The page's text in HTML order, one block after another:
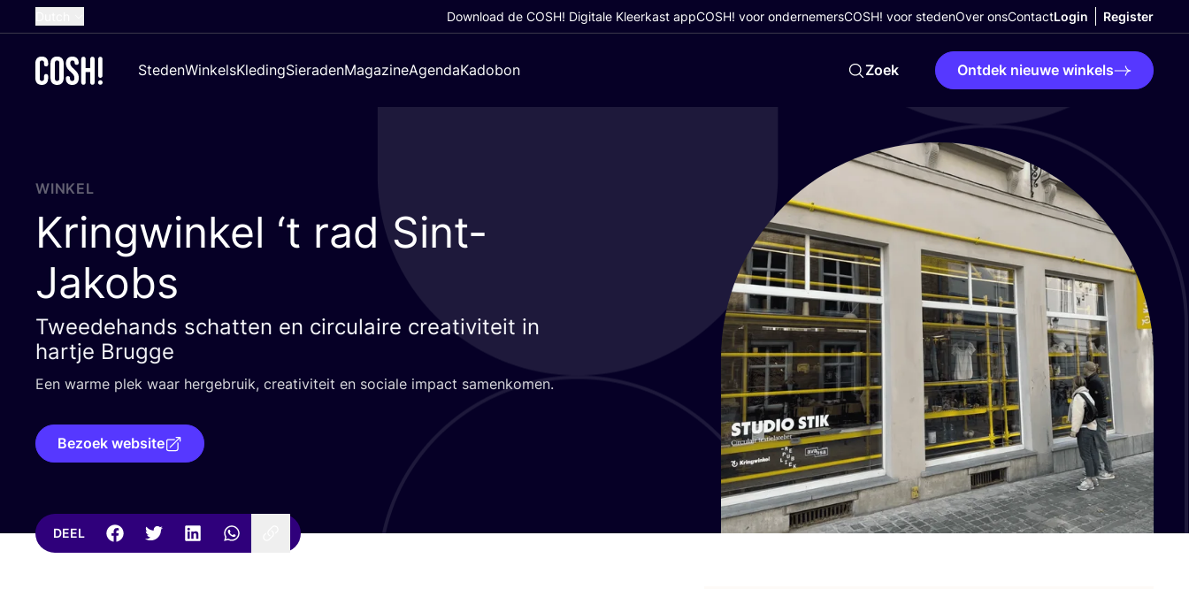
French
Croatian
Download de COSH! Digitale Kleerkast appCOSH! voor ondernemersCOSH! voor stedenOver onsContactLogin Register
StedenWinkelsKledingSieradenMagazineAgendaKadobon Zoek Ontdek nieuwe winkels
WINKEL
Kringwinkel ‘t rad Sint-
Jakobs
Tweedehands schatten en circulaire creativiteit in
hartje Brugge
Een war­me plek waar her­ge­bruik, cre­a­ti­vi­teit en soci­a­le impact samenkomen.
Bezoek website
DEEL